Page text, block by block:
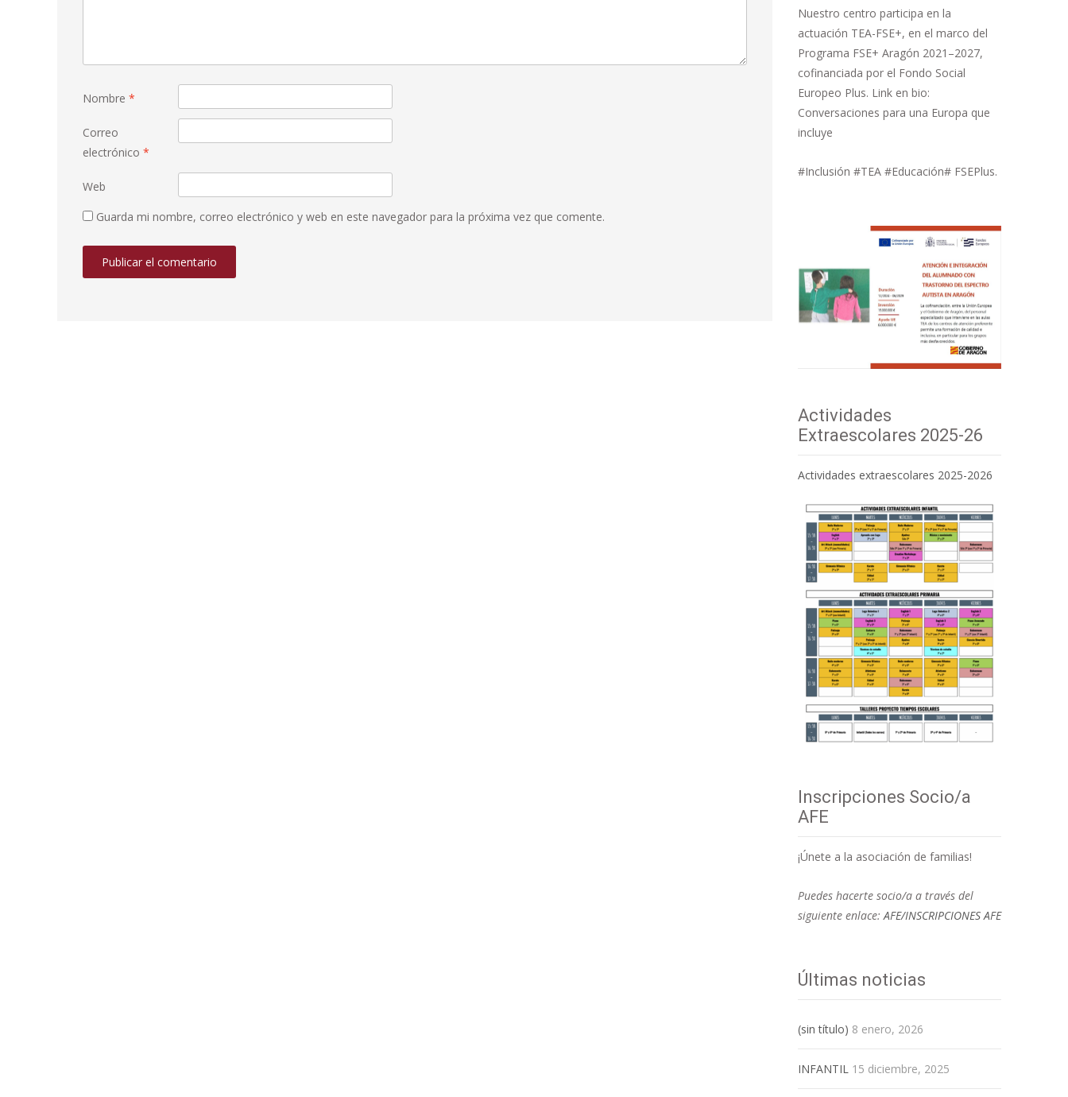
Nombre *
Correo
electrónico *
Web
Guarda mi nombre, correo electrónico y web en este navegador para la próxima vez que comente.
Nuestro centro participa en la
actuación TEA-FSE+, en el marco del
Programa FSE+ Aragón 2021–2027,
cofinanciada por el Fondo Social
Europeo Plus. Link en bio:
Conversaciones para una Europa que
incluye
#Inclusión #TEA #Educación# FSEPlus.
Actividades
Extraescolares 2025-26
Actividades extraescolares 2025-2026
Inscripciones Socio/a
AFE
¡Únete a la asociación de familias!
Puedes hacerte socio/a a través del
siguiente enlace:AFE/INSCRIPCIONES AFE
Últimas noticias
(sin título) 8 enero, 2026
INFANTIL 15 diciembre, 2025